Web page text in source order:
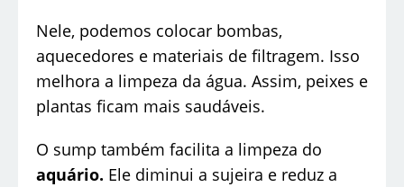
Nele, podemos colocar bombas,
aquecedores e materiais de filtragem. Isso
melhora a limpeza da água. Assim, peixes e
plantas ficam mais saudáveis.
O sump também facilita a limpeza do
aquário. Ele diminui a sujeira e reduz a